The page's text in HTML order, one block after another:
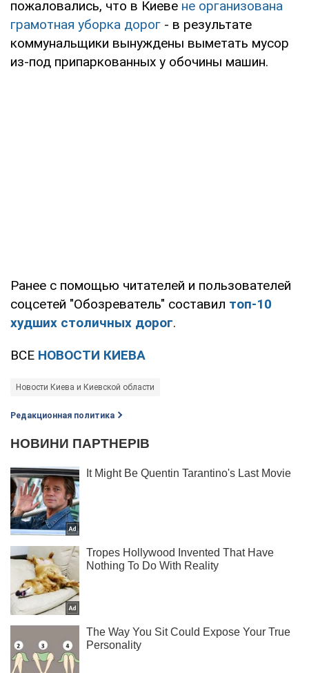
пожаловались, что в Киеве не организована
грамотная уборка дорог - в результате
коммунальщики вынуждены выметать мусор
из-под припаркованных у обочины машин.
Ранее с помощью читателей и пользователей
соцсетей "Обозреватель" составил топ-10
худших столичных дорог.
ВСЕ НОВОСТИ КИЕВА
Новости Киева и Киевской области
Редакционная политика